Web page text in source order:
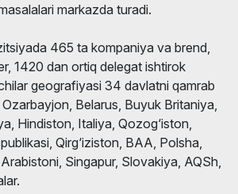
markazda turadi.
465 ta kompaniya va brend,
1420 dan ortiq delegat ishtirok
geografiyasi 34 davlatni qamrab
Belarus, Buyuk Britaniya,
Hindiston, Italiya, Qozog‘iston,
Qirg‘iziston, BAA, Polsha,
Singapur, Slovakiya, AQSh,